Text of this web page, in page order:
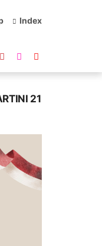
Index
21